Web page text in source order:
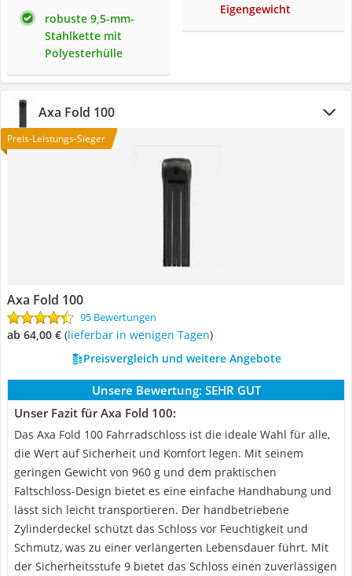
robuste 9,5-mm-
Stahlkette mit
Polyesterhülle
Eigengewicht
Axa Fold 100
Preis-Leistungs-Sieger
Axa Fold 100
95 Bewertungen
ab 64,00 € ( Lieferbar in wenigen Tagen)
Preisvergleich und weitere Angebote
Unsere Bewertung: SEHR GUT
Unser Fazit für Axa Fold 100:
Das Axa Fold 100 Fahrradschloss ist die ideale Wahl für alle,
die Wert auf Sicherheit und Komfort legen. Mit seinem
geringen Gewicht von 960 g und dem praktischen
Faltschloss-Design bietet es eine einfache Handhabung und
lässt sich leicht transportieren. Der handbetriebene
Zylinderdeckel schützt das Schloss vor Feuchtigkeit und
Schmutz, was zu einer verlängerten Lebensdauer führt. Mit
der Sicherheitsstufe 9 bietet das Schloss einen zuverlässigen